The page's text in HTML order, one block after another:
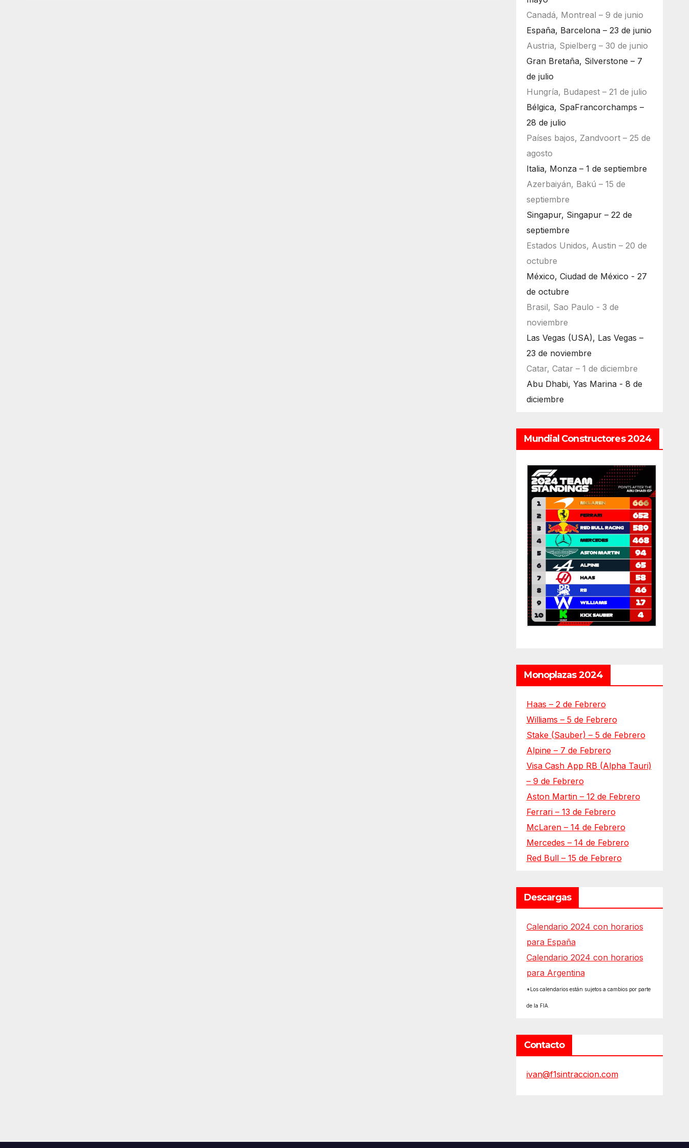
Canadá, Montreal – 9 de junio
España, Barcelona – 23 de junio
Austria, Spielberg – 30 de junio
Gran Bretaña, Silverstone – 7
de julio
Hungría, Budapest – 21 de julio
Bélgica, SpaFrancorchamps –
28 de julio
Países bajos, Zandvoort – 25 de
agosto
Italia, Monza – 1 de septiembre
Azerbaiyán, Bakú – 15 de
septiembre
Singapur, Singapur – 22 de
septiembre
Estados Unidos, Austin – 20 de
octubre
México, Ciudad de México - 27
de octubre
Brasil, Sao Paulo - 3 de
noviembre
Las Vegas (USA), Las Vegas –
23 de noviembre
Catar, Catar – 1 de diciembre
Abu Dhabi, Yas Marina - 8 de
diciembre
Mundial Constructores 2024
Monoplazas 2024
Haas – 2 de Febrero
Williams – 5 de Febrero
Stake (Sauber) – 5 de Febrero
Alpine – 7 de Febrero
Visa Cash App RB (Alpha Tauri)
– 9 de Febrero
Aston Martin – 12 de Febrero
Ferrari – 13 de Febrero
McLaren – 14 de Febrero
Mercedes – 14 de Febrero
Red Bull – 15 de Febrero
Descargas
Calendario 2024 con horarios
para España
Calendario 2024 con horarios
para Argentina
*Los calendarios están sujetos a cambios por parte
de la FIA.
Contacto
ivan@f1sintraccion.com